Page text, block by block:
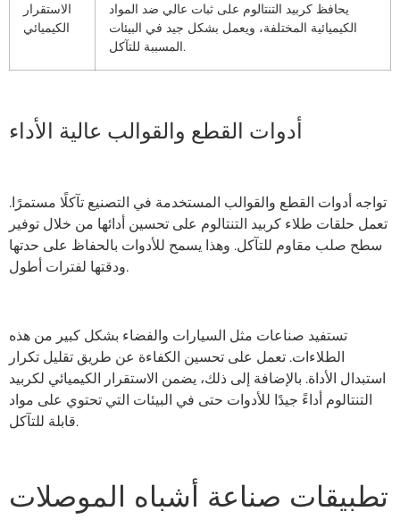
الاستقرار
الكيميائي
يحافظ كربيد التنتالوم على ثبات عالي ضد المواد
الكيميائية المختلفة، ويعمل بشكل جيد في البيئات
المسببة للتآكل.
أدوات القطع والقوالب عالية الأداء
تواجه أدوات القطع والقوالب المستخدمة في التصنيع تآكلًا مستمرًا.
تعمل حلقات طلاء كربيد التنتالوم على تحسين أدائها من خلال توفير
سطح صلب مقاوم للتآكل. وهذا يسمح للأدوات بالحفاظ على حدتها
ودقتها لفترات أطول.
تستفيد صناعات مثل السيارات والفضاء بشكل كبير من هذه
الطلاءات. تعمل على تحسين الكفاءة عن طريق تقليل تكرار
استبدال الأداة. بالإضافة إلى ذلك، يضمن الاستقرار الكيميائي لكربيد
التنتالوم أداءً جيدًا للأدوات حتى في البيئات التي تحتوي على مواد
قابلة للتآكل.
تطبيقات صناعة أشباه الموصلات